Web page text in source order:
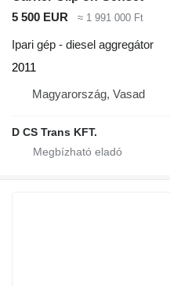
5 500 EUR
≈ 1 991 000 Ft
Ipari gép - diesel aggregátor
2011
Magyarország, Vasad
D CS Trans KFT.